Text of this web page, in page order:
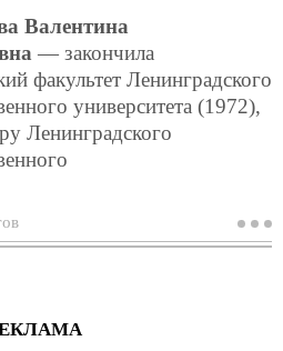
Валентина
— закончила
факультет Ленинградского
университета (1972),
Ленинградского